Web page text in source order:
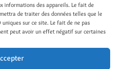
informations des appareils. Le fait de
de traiter des données telles que le
sur ce site. Le fait de ne pas
peut avoir un effet négatif sur certaines
Étiquettes
10 ans
atelier créatif
enfants
found objects
painting